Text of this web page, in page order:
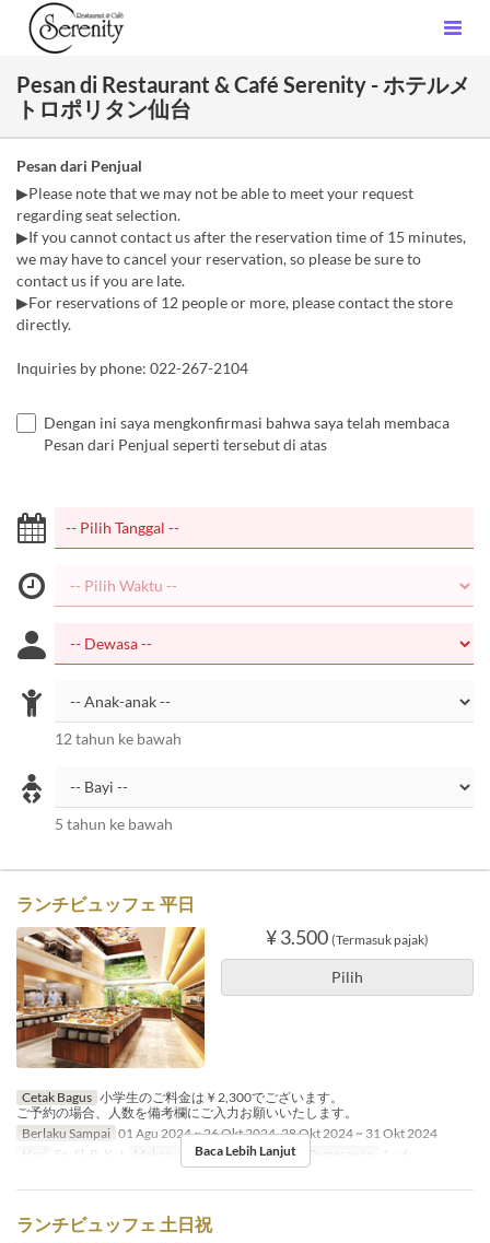
Pesan di Restaurant & Café Serenity - ホテルメ
トロポリタン仙台
Pesan dari Penjual
▶Please note that we may not be able to meet your request
regarding seat selection.
▶If you cannot contact us after the reservation time of 15 minutes,
we may have to cancel your reservation, so please be sure to
contact us if you are late.
▶For reservations of 12 people or more, please contact the store
directly.
Inquiries by phone: 022-267-2104
Dengan ini saya mengkonfirmasi bahwa saya telah membaca
Pesan dari Penjual seperti tersebut di atas
12 tahun ke bawah
5 tahun ke bawah
ランチビュッフェ 平日
¥ 3.500 (Termasuk pajak)
Pilih
Cetak Bagus 小学生のご料金は￥2,300でございます。
ご予約の場合、人数を備考欄にご入力お願いいたします。
Berlaku Sampai 01 Agu 2024 ~ 26 Okt 2024, 28 Okt 2024 ~ 31 Okt 2024
Hari Sn, Sl, R, K, J Makanan Makan Siang Limit Pemesanan 1 ~ 6
Baca Lebih Lanjut
ランチビュッフェ 土日祝